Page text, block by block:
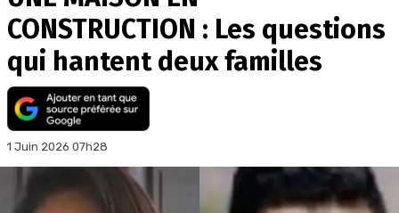
CONSTRUCTION : Les questions
qui hantent deux familles
1 Juin 2026 07h28